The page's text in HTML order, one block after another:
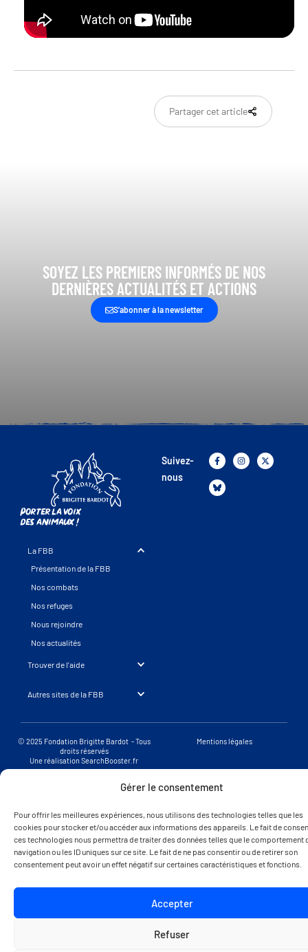
Gérer le consentement
Pour offrir les meilleures expériences, nous utilisons des technologies telles que les
cookies pour stocker et/ou accéder aux informations des appareils. Le fait de
ces technologies nous permettra de traiter des données telles que le comportement
navigation ou les ID uniques sur ce site. Le fait de ne pas consentir ou de retirer son
consentement peut avoir un effet négatif sur certaines caractéristiques et fonctions.
Accepter
Refuser
Partager cet article
SOYEZ LES PREMIERS INFORMÉS DE NOS
DERNIÈRES ACTUALITÉS ET ACTIONS
S’abonner à la newsletter
Porter la voix
des animaux !
La FBB
Présentation de la FBB
Nos combats
Nos refuges
Nous rejoindre
Nos actualités
Trouver de l’aide
Autres sites de la FBB
Suivez-
nous
© 2025 Fondation Brigitte Bardot - Tous
droits réservés
Une réalisation SearchBooster.fr
Mentions légales